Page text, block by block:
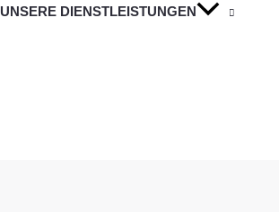
UNSERE DIENSTLEISTUNGEN